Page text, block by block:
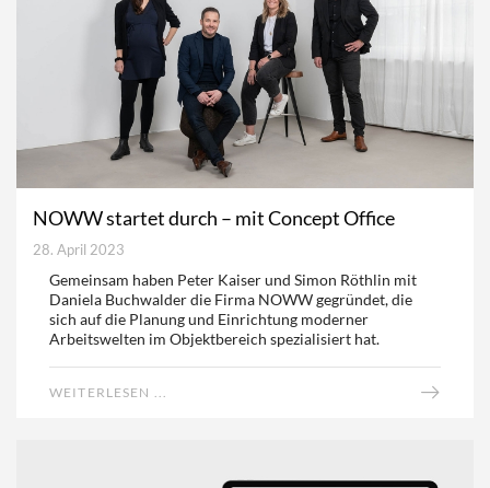
NOWW startet durch – mit Concept Office
28. April 2023
Gemeinsam haben Peter Kaiser und Simon Röthlin mit
Daniela Buchwalder die Firma NOWW gegründet, die
sich auf die Planung und Einrichtung moderner
Arbeitswelten im Objektbereich spezialisiert hat.
WEITERLESEN ...